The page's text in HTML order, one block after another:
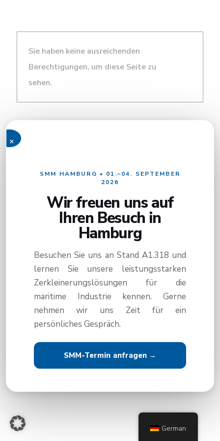
Sie haben keine ausreichenden
Berechtigungen, um diese Seite zu
sehen.
×
SMM HAMBURG • 01.–04. SEPTEMBER
2026
Wir freuen uns auf
Ihren Besuch in
Hamburg
Besuchen Sie uns an Stand A1.318 und
lernen Sie unsere leistungsstarken
Zerkleinerungslösungen für die
maritime Industrie kennen. Gerne
nehmen wir uns Zeit für ein
persönliches Gespräch.
SMM-Termin anfragen →
German